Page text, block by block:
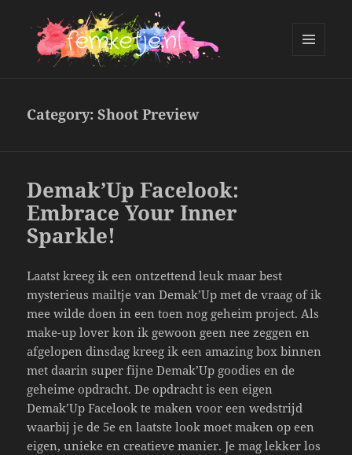
Category:Shoot Preview
Demak’Up Facelook:
Embrace Your Inner
Sparkle!
Laatst kreeg ik een ontzettend leuk maar best
mysterieus mailtje van Demak’Up met de vraag of ik
mee wilde doen in een toen nog geheim project. Als
make-up lover kon ik gewoon geen nee zeggen en
afgelopen dinsdag kreeg ik een amazing box binnen
met daarin super fijne Demak’Up goodies en de
geheime opdracht. De opdracht is een eigen
Demak’Up Facelook te maken voor een wedstrijd
waarbij je de 5e en laatste look moet maken op een
eigen, unieke en creatieve manier. Je mag lekker los